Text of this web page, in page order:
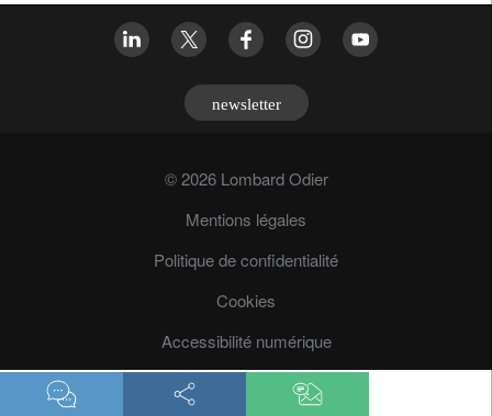
newsletter
© 2026 Lombard Odier
Mentions légales
Politique de confidentialité
Cookies
Accessibilité numérique
Prévention des fraudes